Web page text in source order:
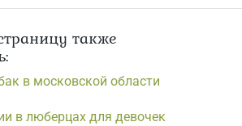
также
в московской области
в люберцах для девочек